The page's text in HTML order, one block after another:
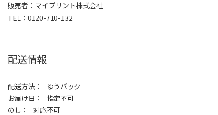
販売者
マイプリント株式会社
TEL
0120-710-132
配送情報
配送方法
ゆうパック
お届け日
指定不可
のし
対応不可